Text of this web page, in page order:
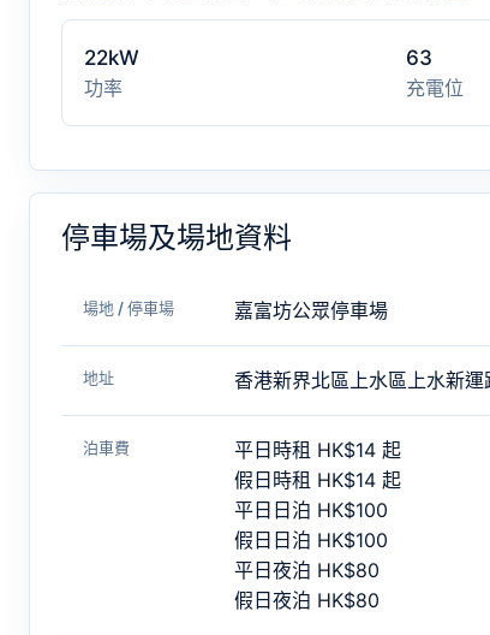
22kW
功率
63
充電位
停車場及場地資料
場地 / 停車場 嘉富坊公眾停車場
地址 香港新界北區上水區上水新
泊車費
平日時租 HK$14 起
假日時租 HK$14 起
平日日泊 HK$100
假日日泊 HK$100
平日夜泊 HK$80
假日夜泊 HK$80